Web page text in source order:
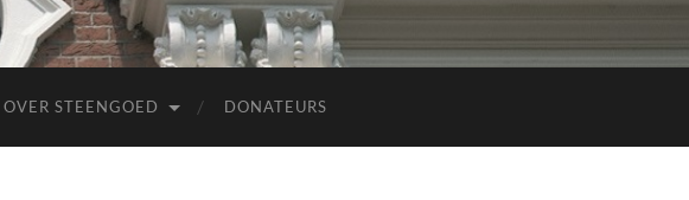
OVER STEENGOED DONATEURS